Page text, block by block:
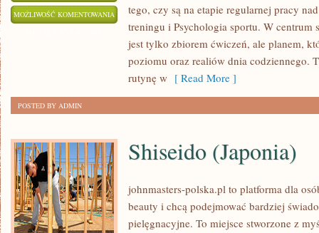
MOŻLIWOŚĆ KOMENTOWANIA SPORTtego, czy są na etapie regularnej pracy
treningu i Psychologia sportu. W centrum
jest tylko zbiorem ćwiczeń, ale planem,
poziomu oraz realiów dnia codziennego.
rutynę w [ Read More ]
POSTED BY ADMIN
Shiseido (Japonia)
johnmasters-polska.pl to platforma dla
beauty i chcą podejmować bardziej
pielęgnacyjne. To miejsce stworzone z